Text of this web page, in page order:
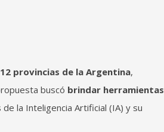
provincias de la Argentina,
buscó brindar herramientas
la Inteligencia Artificial (IA) y su